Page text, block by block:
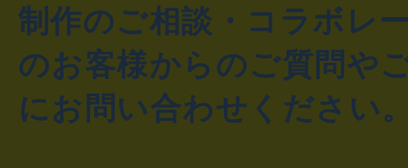
制作のご相談・コラボレ
のお客様からのご質問や
にお問い合わせください